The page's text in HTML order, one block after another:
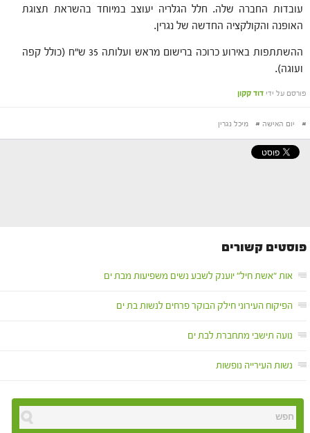
עובדות החברה שלה. חלל הגלריה יעוצב במיוחד בהשראת תצוגת
האופנה והקולקציה החדשה של נגרין.
ההשתתפות באירוע כרוכה ברישום מראש ועלותה 35 ש"ח (כולל קפה
ועוגה).
פורסם על ידי דוד קקון
# יום האישה # מיכל נגרין
פוסטים קשורים
אות "אשת חיל" יוענק לשבע נשים משפיעות מבת ים
הפיקוח העירוני חילק הבוקר פרחים לנשות בת ים
נועה תישבי מתחברת לבת ים
נשות העירייה נופשות